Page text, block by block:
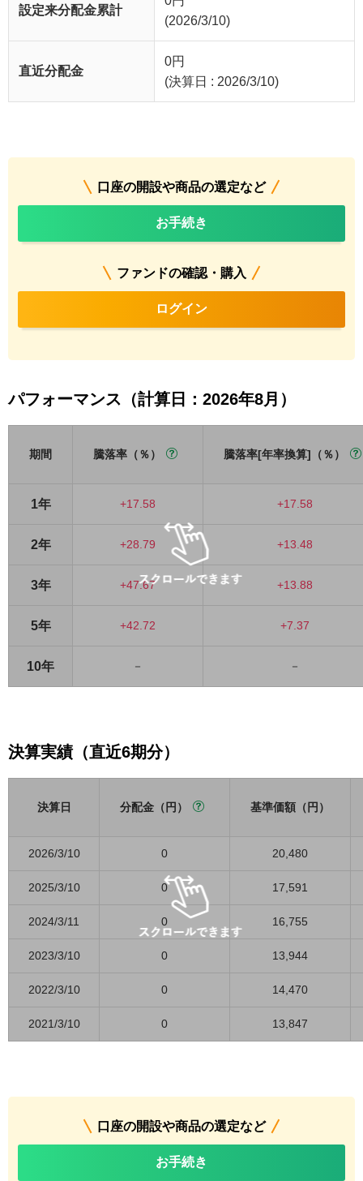
設定来分配金累計
(2026/3/10)
直近分配金
0円
(決算日 : 2026/3/10)
口座の開設や商品の選定など
お手続き
ファンドの確認・購入
ログイン
パフォーマンス（計算日：2026年8月）
期間 騰落率（％） 騰落率[年率換算]（％）
1年 +17.58 +17.58
2年 +28.79 +13.48
3年 +47.67 +13.88
5年 +42.72 +7.37
10年 － －
決算実績（直近6期分）
決算日 分配金（円） 基準価額（円）
2026/3/10 0 20,480
2025/3/10 0 17,591
2024/3/11 0 16,755
2023/3/10 0 13,944
2022/3/10 0 14,470
2021/3/10 0 13,847
口座の開設や商品の選定など
お手続き